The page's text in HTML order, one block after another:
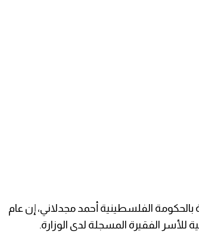
الفلسطينية أحمد مجدلاني، إن عام